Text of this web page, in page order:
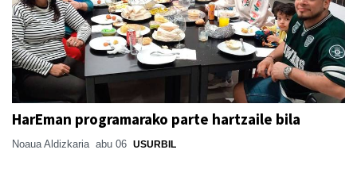
HarEman programarako parte hartzaile bila
Noaua Aldizkaria abu 06 USURBIL